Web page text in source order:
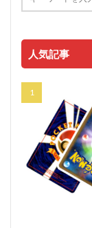
人気記事